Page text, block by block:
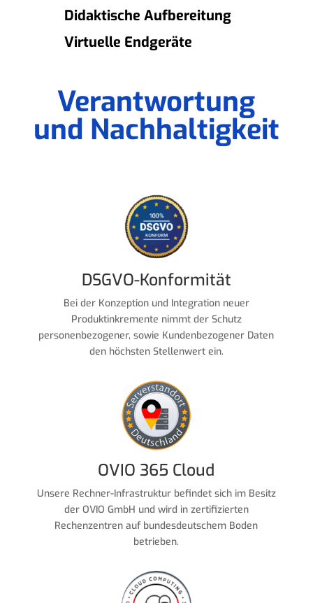
Didaktische Aufbereitung
Virtuelle Endgeräte
Verantwortung
und Nachhaltigkeit
DSGVO-Konformität
Bei der Konzeption und Integration neuer
Produktinkremente nimmt der Schutz
personenbezogener, sowie Kundenbezogener Daten
den höchsten Stellenwert ein.
OVIO 365 Cloud
Unsere Rechner-Infrastruktur befindet sich im Besitz
der OVIO GmbH und wird in zertifizierten
Rechenzentren auf bundesdeutschem Boden
betrieben.